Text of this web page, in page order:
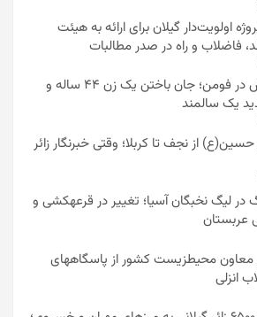
۳۹ پروژه اولویت‌دار گیلان برای ارائه به هیئت
فاضلاب و راه در صدر مطالبات
حریق دلخراش در فومن؛ جان باختن یک زن ۴۴ ساله و
یک سالمند
از نجف تا کربلا؛ وقتی خبرنگار زائر
در لیگ نخبگان آسیا؛ تغییر در قرعهکشی و
عربستان
معاون محیطزیست کشور از پاسگاههای
انزلی